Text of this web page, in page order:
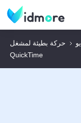
حركة بطيئة لمشغل
QuickTime